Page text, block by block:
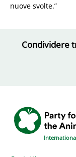
nuove svolte.”
Condividere